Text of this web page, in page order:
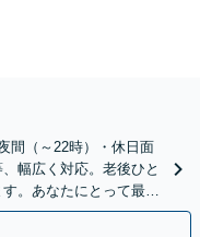
間（～22時）・休日面
幅広く対応。老後ひと
。あなたにとって最善
さい。